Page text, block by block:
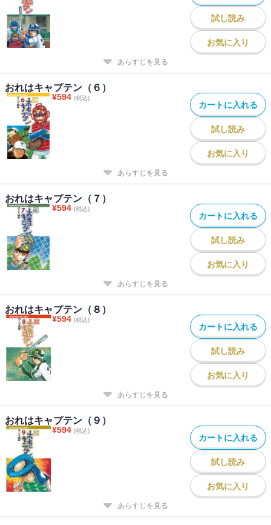
試し読み
お気に入り
あらすじを見る
おれはキャプテン（６）
¥594 (税込)
カートに入れる
試し読み
お気に入り
あらすじを見る
おれはキャプテン（７）
¥594 (税込)
カートに入れる
試し読み
お気に入り
あらすじを見る
おれはキャプテン（８）
¥594 (税込)
カートに入れる
試し読み
お気に入り
あらすじを見る
おれはキャプテン（９）
¥594 (税込)
カートに入れる
試し読み
お気に入り
あらすじを見る